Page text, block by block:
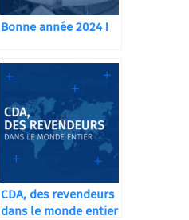
Bonne année 2024 !
CDA, des revendeurs
dans le monde entier